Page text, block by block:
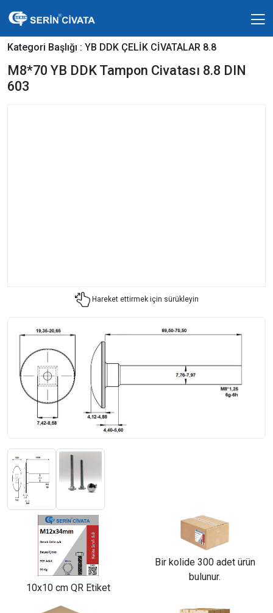
Kategori Başlığı : YB DDK ÇELİK CİVATALAR 8.8
M8*70 YB DDK Tampon Civatası 8.8 DIN
603
Hareket ettirmek için sürükleyin
10x10 cm QR Etiket
Bir kolide 300 adet ürün
bulunur.